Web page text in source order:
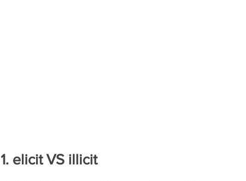
1. elicit VS illicit